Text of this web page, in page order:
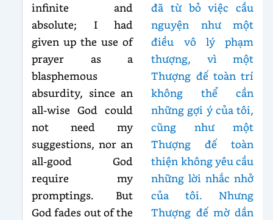
infinite and
absolute; I had
given up the use of
prayer as a
blasphemous
absurdity, since an
all-wise God could
not need my
suggestions, nor an
all-good God
require my
promptings. But
God fades out of the
đã từ bỏ việc cầu
nguyện như một
điều vô lý phạm
thượng, vì một
Thượng đế toàn trí
không thể cần
những gợi ý của tôi,
cũng như một
Thượng đế toàn
thiện không yêu cầu
những lời nhắc nhở
của tôi. Nhưng
Thượng đế mờ dần